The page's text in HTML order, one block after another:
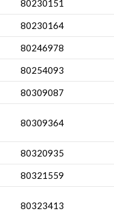
80230151
80230164
80246978
80254093
80309087
80309364
80320935
80321559
80323413